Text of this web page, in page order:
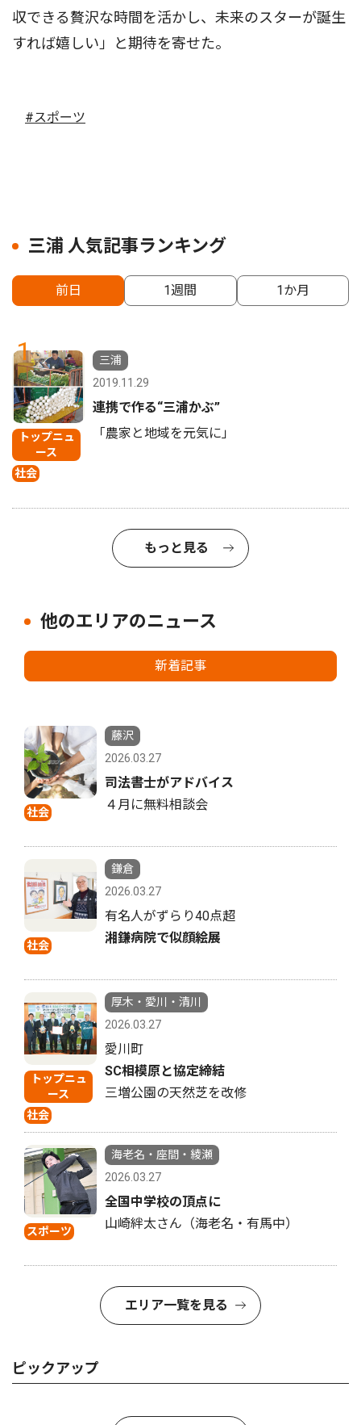
収できる贅沢な時間を活かし、未来のスターが誕生
すれば嬉しい」と期待を寄せた。
#スポーツ
三浦 人気記事ランキング
前日 1週間 1か月
1
トップニュ
ース
社会
三浦
2019.11.29
連携で作る“三浦かぶ”
「農家と地域を元気に」
もっと見る
他のエリアのニュース
新着記事
社会
藤沢
2026.03.27
司法書士がアドバイス
４月に無料相談会
社会
鎌倉
2026.03.27
有名人がずらり40点超
湘鎌病院で似顔絵展
トップニュ
ース
社会
厚木・愛川・清川
2026.03.27
愛川町
SC相模原と協定締結
三増公園の天然芝を改修
スポーツ
海老名・座間・綾瀬
2026.03.27
全国中学校の頂点に
山崎絆太さん（海老名・有馬中）
エリア一覧を見る
ピックアップ